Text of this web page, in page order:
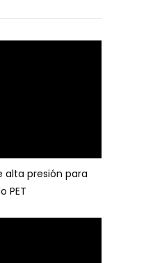
alta presión para
PET